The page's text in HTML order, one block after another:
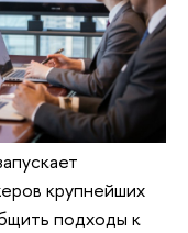
крупнейших
подходы к